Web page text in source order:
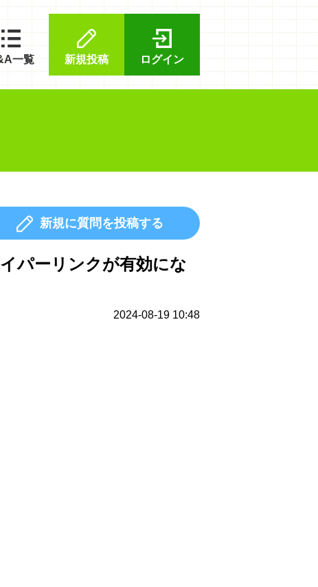
ログイン
新規投稿
一覧
新規に質問を投稿する
パーリンクが有効にな
2024-08-19 10:48